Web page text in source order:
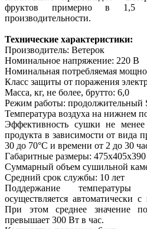
фруктов примерно в 1,5
производительности.
Технические характеристики:
Производитель: Ветерок
Номинальное напряжение: 220 В
Номинальная потребляемая
Класс защиты от поражения
Масса, кг, не более, брутто: 6,0
Режим работы:
Температура воздуха на нижнем
Эффективность сушки не
продукта в зависимости от вида
30 до 70°С и времени от 2 до 30
Габаритные размеры:
Суммарный объем сушильной
Средний срок службы: 10 лет
Поддержание
осуществляется автоматически
При этом среднее значение
превышает 300 Вт в час.